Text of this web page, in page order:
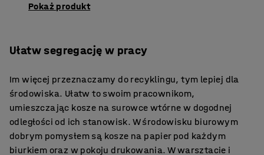
Pokaż produkt
Ułatw segregację w pracy
Im więcej przeznaczamy do recyklingu, tym lepiej dla
środowiska. Ułatw to swoim pracownikom,
umieszczając kosze na surowce wtórne w dogodnej
odległości od ich stanowisk. W środowisku biurowym
dobrym pomysłem są kosze na papier pod każdym
biurkiem oraz w pokoju drukowania. W warsztacie i